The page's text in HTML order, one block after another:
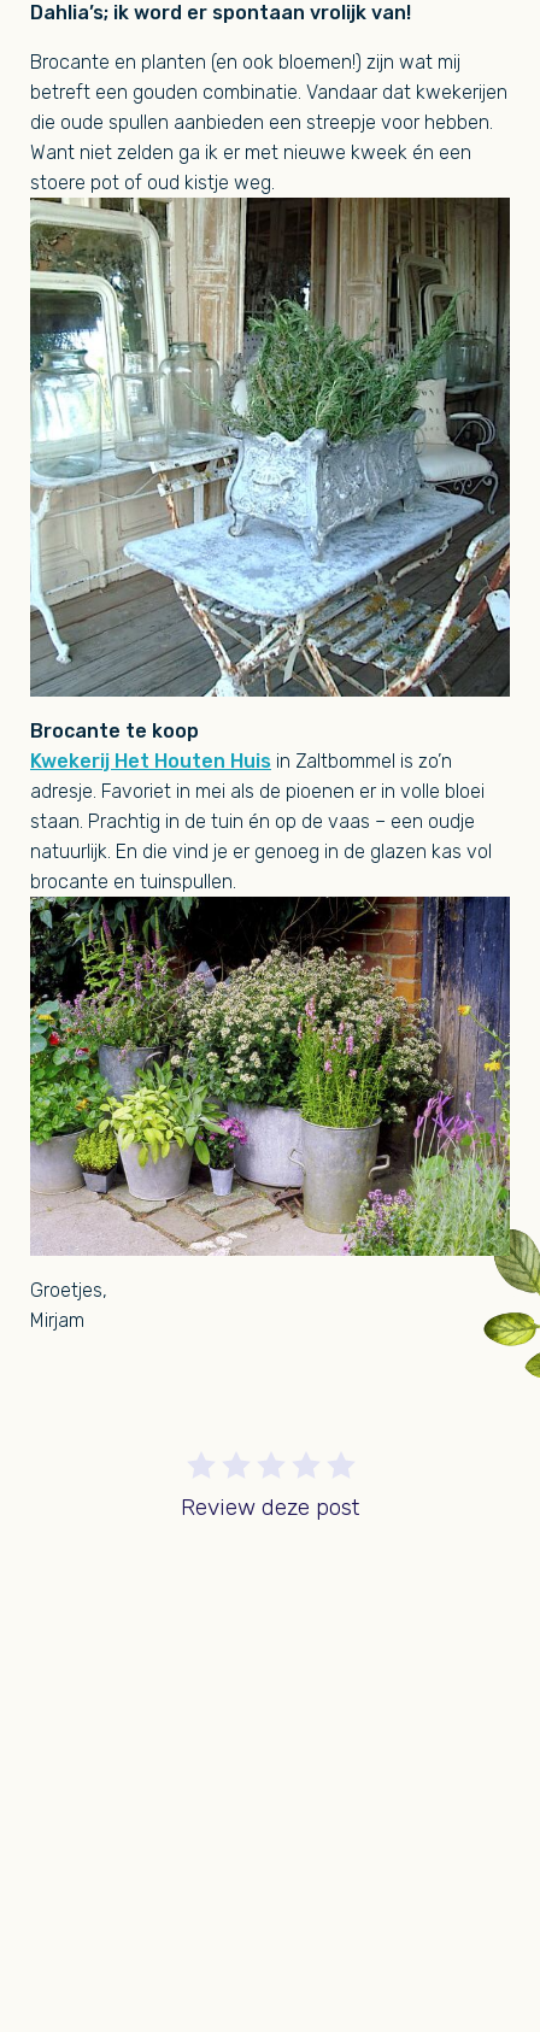
Dahlia’s; ik word er spontaan vrolijk van!
Brocante en planten (en ook bloemen!) zijn wat mij
betreft een gouden combinatie. Vandaar dat kwekerijen
die oude spullen aanbieden een streepje voor hebben.
Want niet zelden ga ik er met nieuwe kweek én een
stoere pot of oud kistje weg.
Brocante te koop
Kwekerij Het Houten Huis in Zaltbommel is zo’n
adresje. Favoriet in mei als de pioenen er in volle bloei
staan. Prachtig in de tuin én op de vaas – een oudje
natuurlijk. En die vind je er genoeg in de glazen kas vol
brocante en tuinspullen.
Groetjes,
Mirjam
Review deze post